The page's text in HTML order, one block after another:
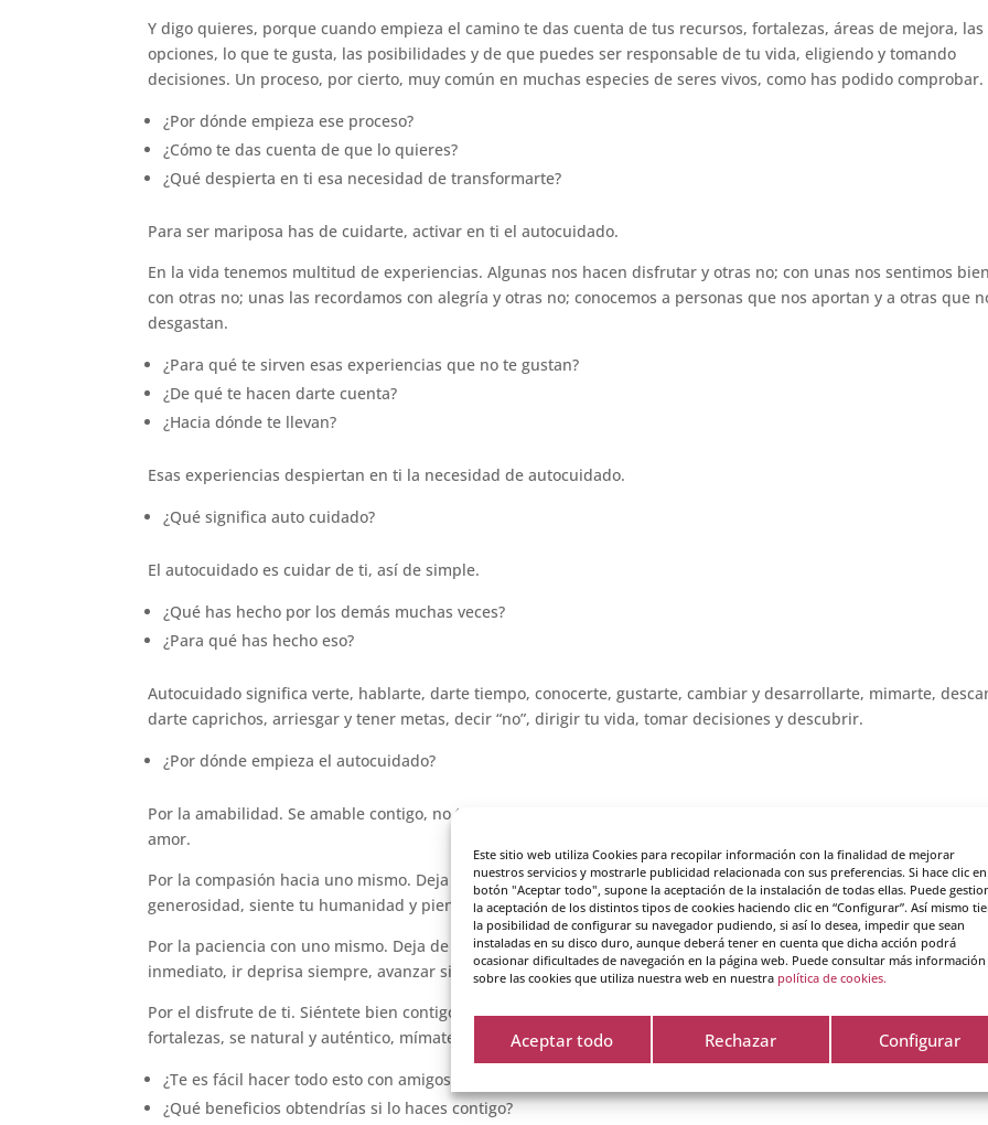
Este sitio web utiliza Cookies para recopilar información con la finalidad de mejorar
nuestros servicios y mostrarle publicidad relacionada con sus preferencias. Si hace clic
botón "Aceptar todo", supone la aceptación de la instalación de todas ellas. Puede
la aceptación de los distintos tipos de cookies haciendo clic en “Configurar”. Así mismo
la posibilidad de configurar su navegador pudiendo, si así lo desea, impedir que sean
instaladas en su disco duro, aunque deberá tener en cuenta que dicha acción podrá
ocasionar dificultades de navegación en la página web. Puede consultar más información
sobre las cookies que utiliza nuestra web en nuestra política de cookies.
Aceptar todo Rechazar Configurar
Y digo quieres, porque cuando empieza el camino te das cuenta de tus recursos, fortalezas, áreas de mejora, las
opciones, lo que te gusta, las posibilidades y de que puedes ser responsable de tu vida, eligiendo y tomando
decisiones. Un proceso, por cierto, muy común en muchas especies de seres vivos, como has podido comprobar.
¿Por dónde empieza ese proceso?
¿Cómo te das cuenta de que lo quieres?
¿Qué despierta en ti esa necesidad de transformarte?
Para ser mariposa has de cuidarte, activar en ti el autocuidado.
En la vida tenemos multitud de experiencias. Algunas nos hacen disfrutar y otras no; con unas nos sentimos
con otras no; unas las recordamos con alegría y otras no; conocemos a personas que nos aportan y a otras que
desgastan.
¿Para qué te sirven esas experiencias que no te gustan?
¿De qué te hacen darte cuenta?
¿Hacia dónde te llevan?
Esas experiencias despiertan en ti la necesidad de autocuidado.
¿Qué significa auto cuidado?
El autocuidado es cuidar de ti, así de simple.
¿Qué has hecho por los demás muchas veces?
¿Para qué has hecho eso?
Autocuidado significa verte, hablarte, darte tiempo, conocerte, gustarte, cambiar y desarrollarte, mimarte,
darte caprichos, arriesgar y tener metas, decir “no”, dirigir tu vida, tomar decisiones y descubrir.
¿Por dónde empieza el autocuidado?
Por la amabilidad. Se amable contigo, no te critiques, no juicios, no te exijas más de la cuenta. La amabilidad te
amor.
Por la compasión hacia uno mismo. Deja de evaluarte, etiquetarte, compararte y buscar la perfección. Acéptate
generosidad, siente tu humanidad y piensa que todo está bien ahora. La compasión te trae paz
Por la paciencia con uno mismo. Deja de exigirte, llenarte de obligaciones, intentar llegar a todo, que el logro es
inmediato, ir deprisa siempre, avanzar sin sentido, pensar que no puedes. La paciencia te trae calma.
Por el disfrute de ti. Siéntete bien contigo, háblate bien, disfruta de ti, de tus cualidades, tus éxitos, tus valores,
fortalezas, se natural y auténtico, mímate, haz cosas que te sienten bien. El disfrute te trae alegría.
¿Te es fácil hacer todo esto con amigos?
¿Qué beneficios obtendrías si lo haces contigo?